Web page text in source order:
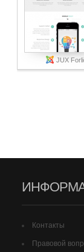
JUX
Контакты
Правовой